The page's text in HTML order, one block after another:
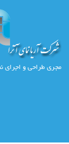
مجری طراحی و اجرای